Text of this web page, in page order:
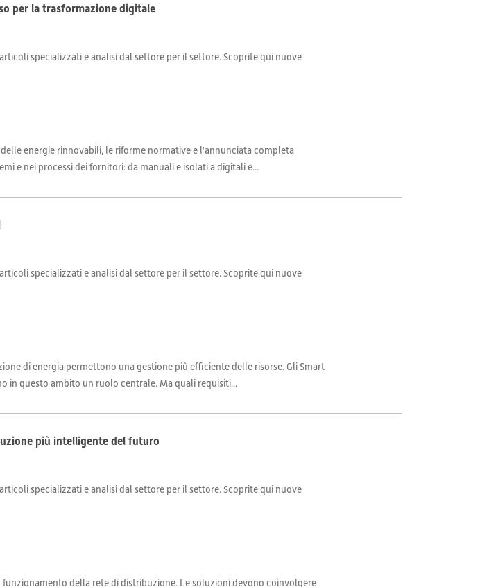
per la trasformazione digitale
specializzati e analisi dal settore per il settore. Scoprite qui nuove
energie rinnovabili, le riforme normative e l'annunciata completa
e nei processi dei fornitori: da manuali e isolati a digitali e...
specializzati e analisi dal settore per il settore. Scoprite qui nuove
di energia permettono una gestione più efficiente delle risorse. Gli Smart
in questo ambito un ruolo centrale. Ma quali requisiti...
più intelligente del futuro
specializzati e analisi dal settore per il settore. Scoprite qui nuove
della rete di distribuzione. Le soluzioni devono coinvolgere